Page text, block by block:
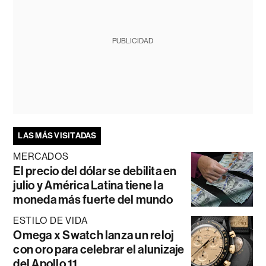
PUBLICIDAD
LAS MÁS VISITADAS
MERCADOS
El precio del dólar se debilita en
julio y América Latina tiene la
moneda más fuerte del mundo
ESTILO DE VIDA
Omega x Swatch lanza un reloj
con oro para celebrar el alunizaje